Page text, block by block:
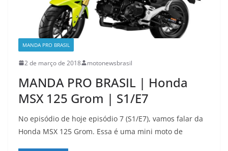
MANDA PRO BRASIL
2 de março de 2018 motonewsbrasil
MANDA PRO BRASIL | Honda
MSX 125 Grom | S1/E7
No episódio de hoje episódio 7 (S1/E7), vamos falar da
Honda MSX 125 Grom. Essa é uma mini moto de